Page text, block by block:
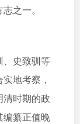
之一。
、史致驯等
地考察，
时期的政
编纂正值晚